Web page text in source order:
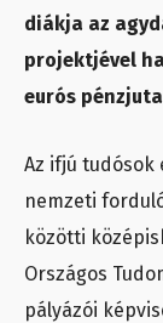
diákja az
projektjével
eurós
Az ifjú tudósok
nemzeti
közötti
Országos
pályázói